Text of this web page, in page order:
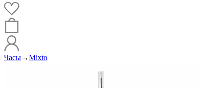
Часы→Mixto